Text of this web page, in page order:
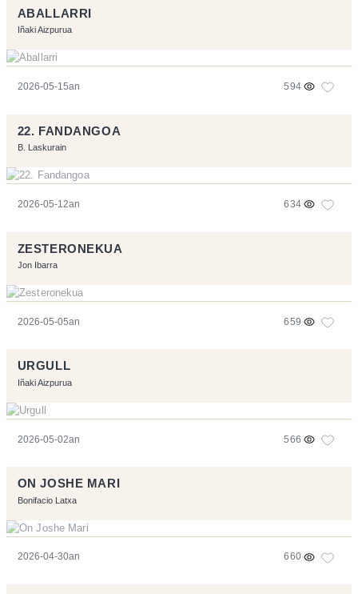
ABALLARRI
Iñaki Aizpurua
2026-05-15an 594
22. FANDANGOA
B. Laskurain
2026-05-12an 634
ZESTERONEKUA
Jon Ibarra
2026-05-05an 659
URGULL
Iñaki Aizpurua
2026-05-02an 566
ON JOSHE MARI
Bonifacio Latxa
2026-04-30an 660